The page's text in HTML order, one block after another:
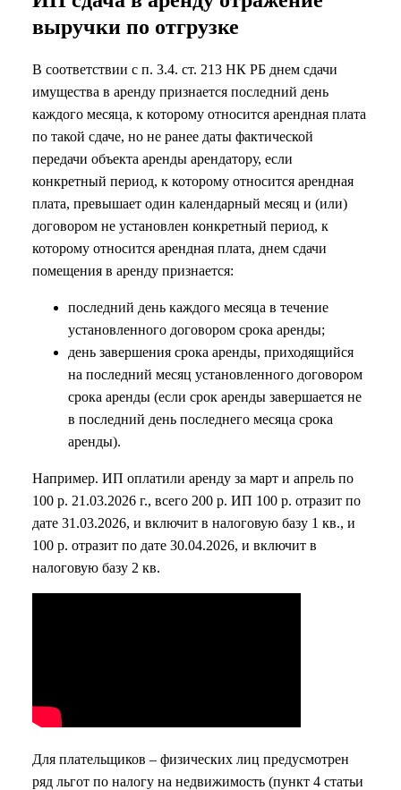
выручки по отгрузке
В соответствии с п. 3.4. ст. 213 НК РБ днем сдачи
имущества в аренду признается последний день
каждого месяца, к которому относится арендная плата
по такой сдаче, но не ранее даты фактической
передачи объекта аренды арендатору, если
конкретный период, к которому относится арендная
плата, превышает один календарный месяц и (или)
договором не установлен конкретный период, к
которому относится арендная плата, днем сдачи
помещения в аренду признается:
последний день каждого месяца в течение
установленного договором срока аренды;
день завершения срока аренды, приходящийся
на последний месяц установленного договором
срока аренды (если срок аренды завершается не
в последний день последнего месяца срока
аренды).
Например. ИП оплатили аренду за март и апрель по
100 р. 21.03.2026 г., всего 200 р. ИП 100 р. отразит по
дате 31.03.2026, и включит в налоговую базу 1 кв., и
100 р. отразит по дате 30.04.2026, и включит в
налоговую базу 2 кв.
Для плательщиков – физических лиц предусмотрен
ряд льгот по налогу на недвижимость (пункт 4 статьи